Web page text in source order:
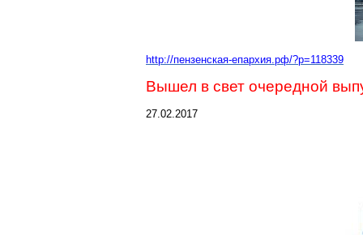
http://пензенская-епархия.рф/?p=118339
Вышел в свет очередной
27.02.2017